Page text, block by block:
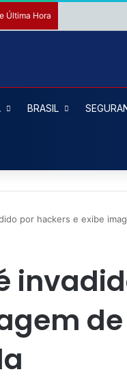
Última Hora
BRASIL
por hackers e exibe